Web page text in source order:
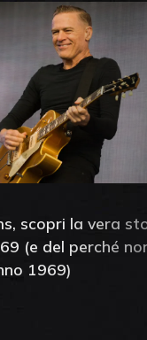
scopri la vera
(e del perché
1969)